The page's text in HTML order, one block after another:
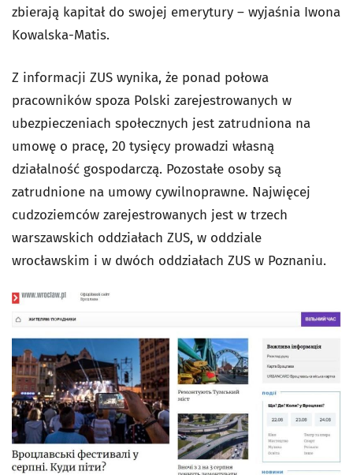
zbierają kapitał do swojej emerytury – wyjaśnia Iwona
Kowalska-Matis.
Z informacji ZUS wynika, że ponad połowa
pracowników spoza Polski zarejestrowanych w
ubezpieczeniach społecznych jest zatrudniona na
umowę o pracę, 20 tysięcy prowadzi własną
działalność gospodarczą. Pozostałe osoby są
zatrudnione na umowy cywilnoprawne. Najwięcej
cudzoziemców zarejestrowanych jest w trzech
warszawskich oddziałach ZUS, w oddziale
wrocławskim i w dwóch oddziałach ZUS w Poznaniu.